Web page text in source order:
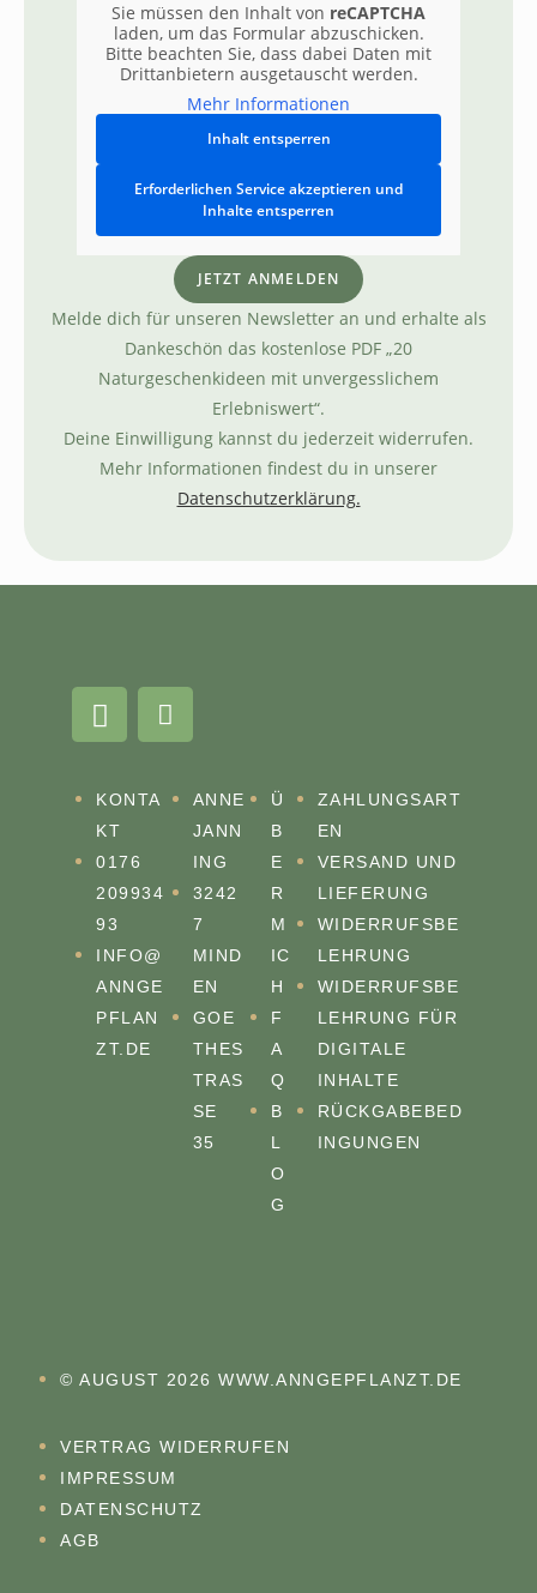
Sie müssen den Inhalt von reCAPTCHA
laden, um das Formular abzuschicken.
Bitte beachten Sie, dass dabei Daten mit
Drittanbietern ausgetauscht werden.
Mehr Informationen
Inhalt entsperren
Erforderlichen Service akzeptieren und
Inhalte entsperren
JETZT ANMELDEN
Melde dich für unseren Newsletter an und erhalte als
Dankeschön das kostenlose PDF „20
Naturgeschenkideen mit unvergesslichem
Erlebniswert“.
Deine Einwilligung kannst du jederzeit widerrufen.
Mehr Informationen findest du in unserer
Datenschutzerklärung.
KONTA
KT
0176
209934
93
INFO@
ANNGE
PFLAN
ZT.DE
ANNE
JANN
ING
3242
7
MIND
EN
GOE
THES
TRASS
E 3
5
Ü
B
E
R
M
IC
H
F
A
Q
B
L
O
G
ZAHLUNGSART
EN
VERSAND UND
LIEFERUNG
WIDERRUFSBE
LEHRUNG
WIDERRUFSBE
LEHRUNG FÜR
DIGITALE
INHALTE
RÜCKGABEBED
INGUNGEN
© AUGUST 2026 WWW.ANNGEPFLANZT.DE
VERTRAG WIDERRUFEN
IMPRESSUM
DATENSCHUTZ
AGB